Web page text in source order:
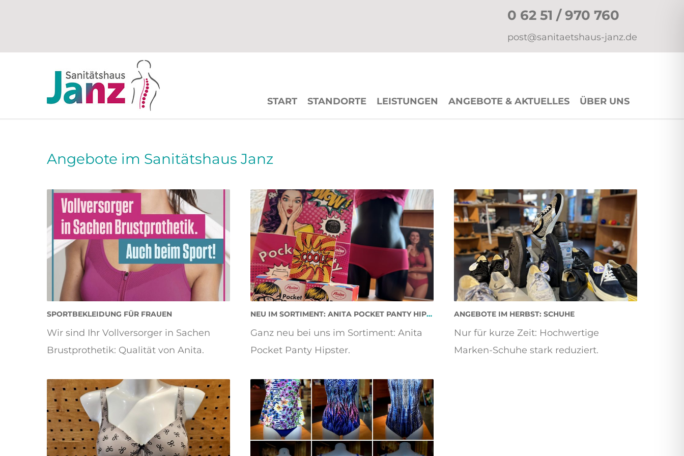
0 62 51 / 970 760
post@sanitaetshaus-janz.de
START STANDORTE LEISTUNGEN ANGEBOTE & AKTUELLES ÜBER UNS
Angebote im Sanitätshaus Janz
SPORTBEKLEIDUNG FÜR FRAUEN
Wir sind Ihr Vollversorger in Sachen
Brustprothetik: Qualität von Anita.
NEU IM SORTIMENT: ANITA POCKET PANTY HIPSTER
Ganz neu bei uns im Sortiment: Anita
Pocket Panty Hipster.
ANGEBOTE IM HERBST: SCHUHE
Nur für kurze Zeit: Hochwertige
Marken-Schuhe stark reduziert.